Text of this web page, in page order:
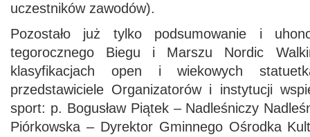
uczestników zawodów).
Pozostało już tylko podsumowanie i
tegorocznego Biegu i Marszu Nordic
klasyfikacjach open i wiekowych
przedstawiciele Organizatorów i instytucji
sport: p. Bogusław Piątek – Nadleśniczy
Piórkowska – Dyrektor Gminnego Ośrodka